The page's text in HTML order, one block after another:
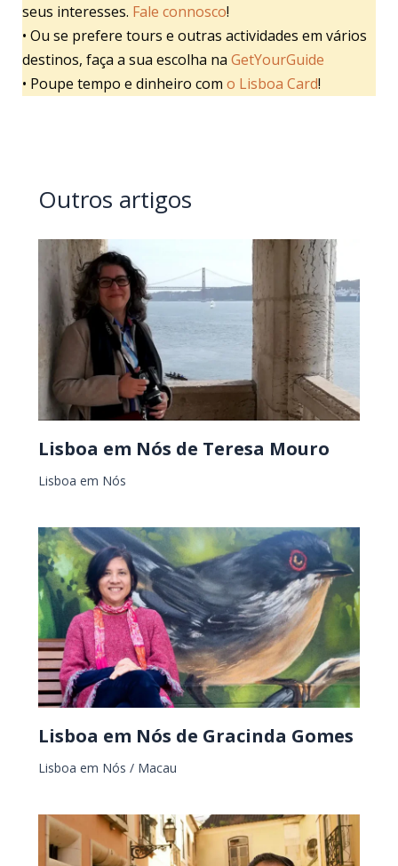
seus interesses. Fale connosco!
• Ou se prefere tours e outras actividades em vários
destinos, faça a sua escolha na GetYourGuide
• Poupe tempo e dinheiro com o Lisboa Card!
Outros artigos
Lisboa em Nós de Teresa Mouro
Lisboa em Nós
Lisboa em Nós de Gracinda Gomes
Lisboa em Nós / Macau